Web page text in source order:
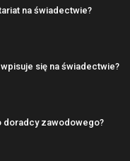
na świadectwie?
się na świadectwie?
doradcy zawodowego?